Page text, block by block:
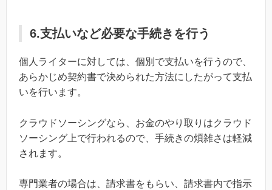
6.支払いなど必要な手続きを行う
個人ライターに対しては、個別で支払いを行うので、
あらかじめ契約書で決められた方法にしたがって支払
いを行います。
クラウドソーシングなら、お金のやり取りはクラウド
ソーシング上で行われるので、手続きの煩雑さは軽減
されます。
専門業者の場合は、請求書をもらい、請求書内で指示